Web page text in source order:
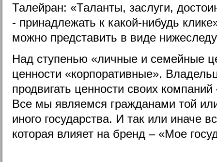
Талейран: «Таланты, заслуги,
- принадлежать к какой-нибудь
можно представить в виде
Над ступенью «личные и семейные
ценности «корпоративные».
продвигать ценности своих
Все мы являемся гражданами той
иного государства. И так или иначе
которая влияет на бренд – «Мое